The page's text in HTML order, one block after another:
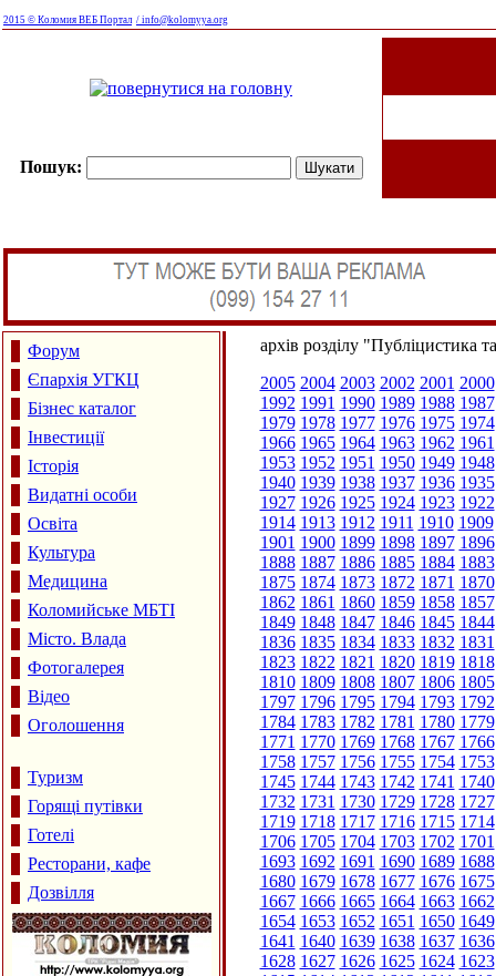
2015 © Коломия ВЕБ Портал / info@kolomyya.org
Пошук:
Форум
Єпархія УГКЦ
Бізнес каталог
Інвестиції
Історія
Видатні особи
Освіта
Культура
Медицина
Коломийське МБТІ
Місто. Влада
Фотогалерея
Відео
Оголошення
Туризм
Горящі путівки
Готелі
Ресторани, кафе
Дозвілля
архів розділу "Публіцистика
2005 2004 2003 2002 2001 2000
1992 1991 1990 1989 1988 1987
1979 1978 1977 1976 1975 1974
1966 1965 1964 1963 1962 1961
1953 1952 1951 1950 1949 1948
1940 1939 1938 1937 1936 1935
1927 1926 1925 1924 1923 1922
1914 1913 1912 1911 1910 1909
1901 1900 1899 1898 1897 1896
1888 1887 1886 1885 1884 1883
1875 1874 1873 1872 1871 1870
1862 1861 1860 1859 1858 1857
1849 1848 1847 1846 1845 1844
1836 1835 1834 1833 1832 1831
1823 1822 1821 1820 1819 1818
1810 1809 1808 1807 1806 1805
1797 1796 1795 1794 1793 1792
1784 1783 1782 1781 1780 1779
1771 1770 1769 1768 1767 1766
1758 1757 1756 1755 1754 1753
1745 1744 1743 1742 1741 1740
1732 1731 1730 1729 1728 1727
1719 1718 1717 1716 1715 1714
1706 1705 1704 1703 1702 1701
1693 1692 1691 1690 1689 1688
1680 1679 1678 1677 1676 1675
1667 1666 1665 1664 1663 1662
1654 1653 1652 1651 1650 1649
1641 1640 1639 1638 1637 1636
1628 1627 1626 1625 1624 1623